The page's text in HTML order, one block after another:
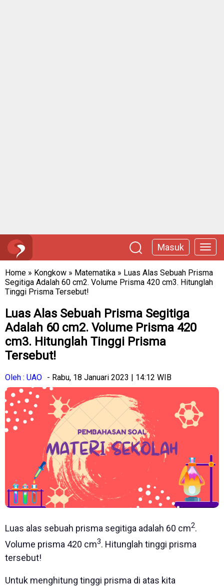
Masuk
Home » Kongkow » Matematika » Luas Alas Sebuah Prisma
Segitiga Adalah 60 cm2. Volume Prisma 420 cm3. Hitunglah
Tinggi Prisma Tersebut!
Luas Alas Sebuah Prisma Segitiga
Adalah 60 cm2. Volume Prisma 420
cm3. Hitunglah Tinggi Prisma
Tersebut!
Oleh : UAO - Rabu, 18 Januari 2023 | 14:12 WIB
Luas alas sebuah prisma segitiga adalah 60 cm2.
Volume prisma 420 cm3. Hitunglah tinggi prisma
tersebut!
Untuk menghitung tinggi prisma di atas kita